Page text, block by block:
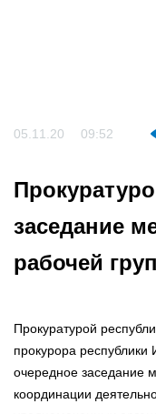
05.11.20 09:52
заседание
рабочей
Прокуратурой
прокурора
очередное заседание
координации